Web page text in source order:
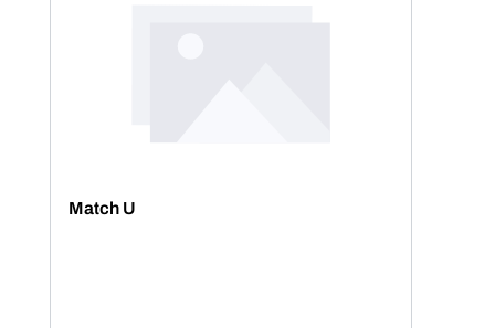
Match U